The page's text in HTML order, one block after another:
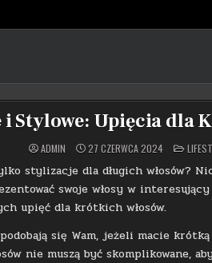
Stylowe: Upięcia dla
ADMIN 27 CZERWCA 2024
IN
stylizacje dla długich włosów?
swoje włosy w
upięć dla krótkich włosów.
się Wam, jeżeli macie
nie muszą być skomplikowane,